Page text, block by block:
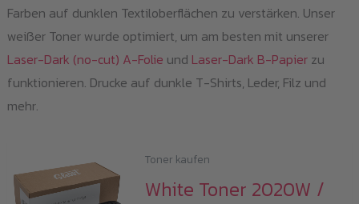
Farben auf dunklen Textiloberflächen zu verstärken. Unser
weißer Toner wurde optimiert, um am besten mit unserer
Laser-Dark (no-cut) A-Folie und Laser-Dark B-Papierzu
funktionieren. Drucke auf dunkle T-Shirts, Leder, Filz und
mehr.
Toner kaufen
White Toner 2020W /